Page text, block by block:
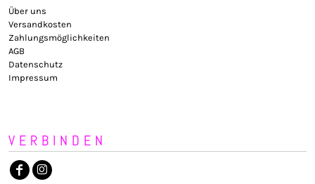
Über uns
Versandkosten
Zahlungsmöglichkeiten
AGB
Datenschutz
Impressum
VERBINDEN